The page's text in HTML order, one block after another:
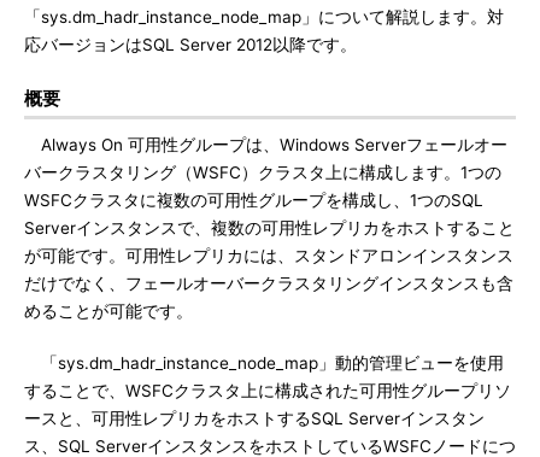
「sys.dm_hadr_instance_node_map」について解説します。対
応バージョンはSQL Server 2012以降です。
概要
Always On 可用性グループは、Windows Serverフェールオー
バークラスタリング（WSFC）クラスタ上に構成します。1つの
WSFCクラスタに複数の可用性グループを構成し、1つのSQL
Serverインスタンスで、複数の可用性レプリカをホストすること
が可能です。可用性レプリカには、スタンドアロンインスタンス
だけでなく、フェールオーバークラスタリングインスタンスも含
めることが可能です。
「sys.dm_hadr_instance_node_map」動的管理ビューを使用
することで、WSFCクラスタ上に構成された可用性グループリソ
ースと、可用性レプリカをホストするSQL Serverインスタン
ス、SQL ServerインスタンスをホストしているWSFCノードにつ